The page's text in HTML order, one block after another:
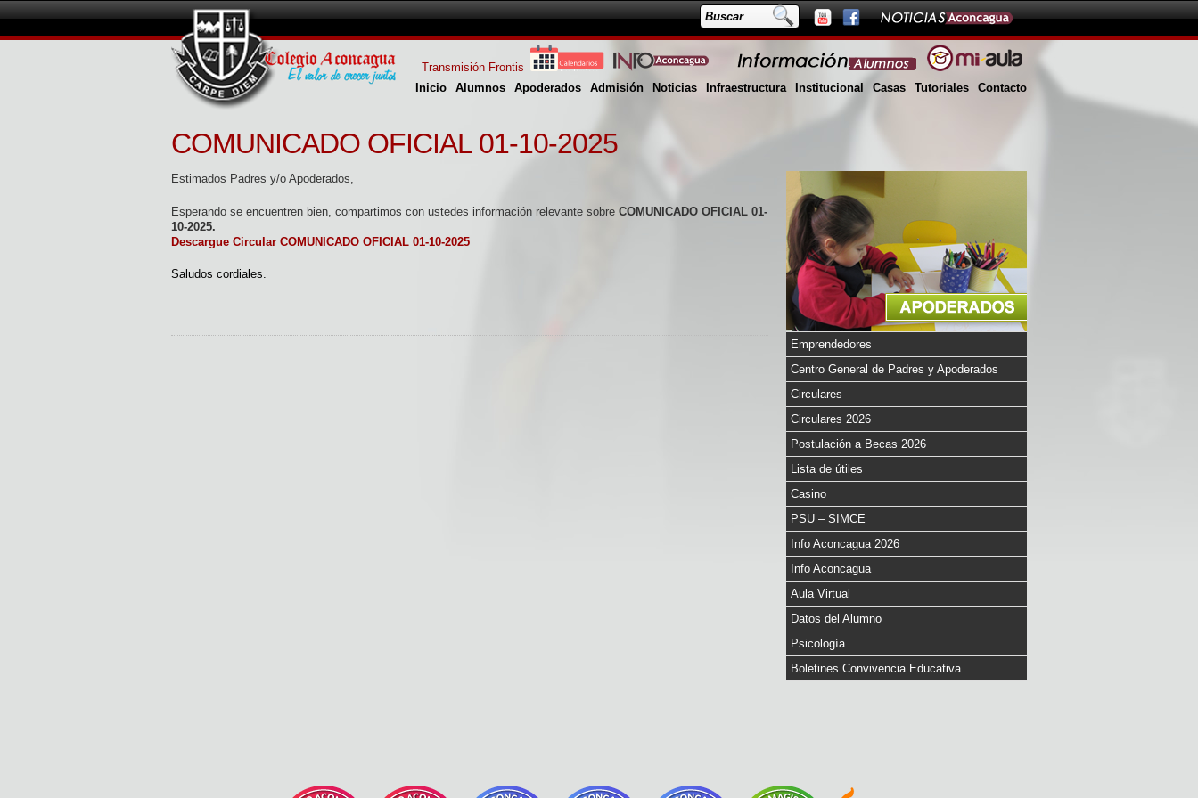
Inicio Alumnos Apoderados Admisión Noticias Infraestructura Institucional Casas Tutoriales Contacto
Transmisión Frontis
COMUNICADO OFICIAL 01-10-2025
Estimados Padres y/o Apoderados,
Esperando se encuentren bien, compartimos con ustedes información relevante sobre COMUNICADO OFICIAL 01-
10-2025.
Descargue Circular COMUNICADO OFICIAL 01-10-2025
Saludos cordiales.
Emprendedores
Centro General de Padres y Apoderados
Circulares
Circulares 2026
Postulación a Becas 2026
Lista de útiles
Casino
PSU – SIMCE
Info Aconcagua 2026
Info Aconcagua
Aula Virtual
Datos del Alumno
Psicología
Boletines Convivencia Educativa